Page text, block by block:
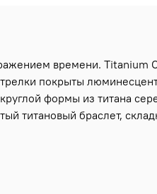
времени. Titanium
покрыты
формы из титана
титановый браслет,